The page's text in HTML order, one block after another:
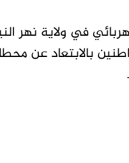
في ولاية نهر
بالابتعاد عن